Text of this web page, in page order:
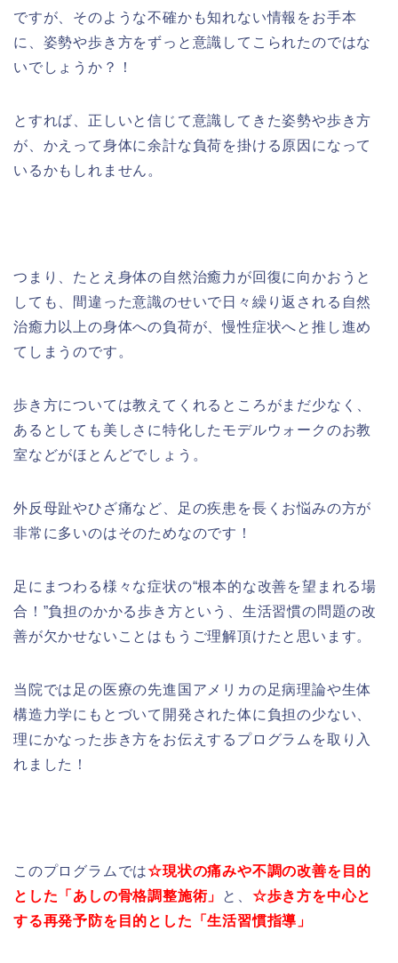
ですが、そのような不確かも知れない情報をお手本
に、姿勢や歩き方をずっと意識してこられたのではな
いでしょうか？！
とすれば、正しいと信じて意識してきた姿勢や歩き方
が、かえって身体に余計な負荷を掛ける原因になって
いるかもしれません。
つまり、たとえ身体の自然治癒力が回復に向かおうと
しても、間違った意識のせいで日々繰り返される自然
治癒力以上の身体への負荷が、慢性症状へと推し進め
てしまうのです。
歩き方については教えてくれるところがまだ少なく、
あるとしても美しさに特化したモデルウォークのお教
室などがほとんどでしょう。
外反母趾やひざ痛など、足の疾患を長くお悩みの方が
非常に多いのはそのためなのです！
足にまつわる様々な症状の“根本的な改善を望まれる場
合！”負担のかかる歩き方という、生活習慣の問題の改
善が欠かせないことはもうご理解頂けたと思います。
当院では足の医療の先進国アメリカの足病理論や生体
構造力学にもとづいて開発された体に負担の少ない、
理にかなった歩き方をお伝えするプログラムを取り入
れました！
このプログラムでは☆現状の痛みや不調の改善を目的
とした「あしの骨格調整施術」
と、 ☆歩き方を中心と
する再発予防を目的とした「生活習慣指導」